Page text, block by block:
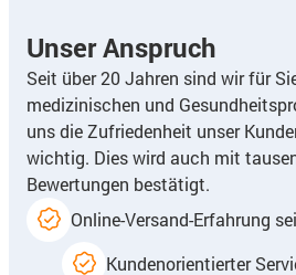
Unser Anspruch
Seit über 20 Jahren sind wir für
medizinischen und
uns die Zufriedenheit unser
wichtig. Dies wird auch mit
Bewertungen bestätigt.
Online-Versand-Erfahrung
Kundenorientierter